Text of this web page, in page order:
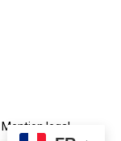
Mention legal